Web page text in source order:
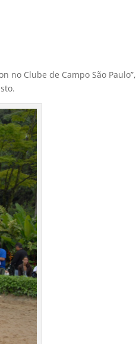
no Clube de Campo São Paulo”,